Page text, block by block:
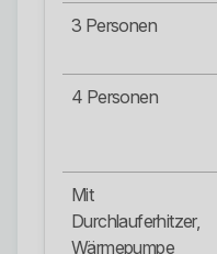
3 Personen
4 Personen
Mit
Durchlauferhitzer,
Wärmepumpe